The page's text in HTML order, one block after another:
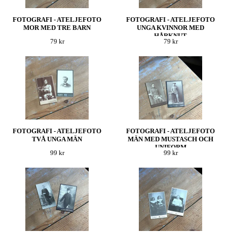
FOTOGRAFI - ATELJEFOTO
MOR MED TRE BARN
79 kr
FOTOGRAFI - ATELJEFOTO
UNGA KVINNOR MED
HÅRKNUT
79 kr
FOTOGRAFI - ATELJEFOTO
TVÅ UNGA MÄN
99 kr
FOTOGRAFI - ATELJEFOTO
MÄN MED MUSTASCH OCH
UNIFORM
99 kr